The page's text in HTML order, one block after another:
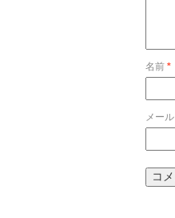
名前 *
メール